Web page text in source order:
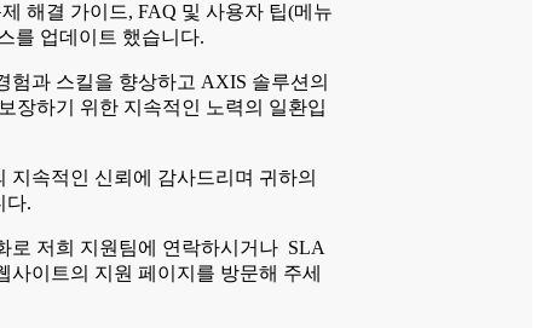
해결 가이드, FAQ 및 사용자 팁(메뉴
를 업데이트 했습니다.
험과 스킬을 향상하고 AXIS 솔루션의
장하기 위한 지속적인 노력의 일환입
지속적인 신뢰에 감사드리며 귀하의
다.
로 저희 지원팀에 연락하시거나 SLA
사이트의 지원 페이지를 방문해 주세